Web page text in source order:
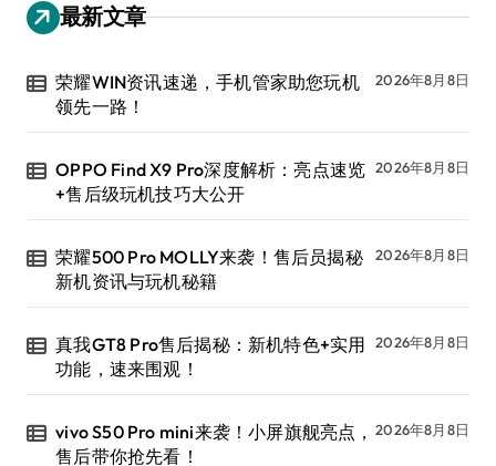
最新文章
荣耀WIN资讯速递，手机管家助您玩机
领先一路！
2026年8月8日
OPPO Find X9 Pro深度解析：亮点速览
+售后级玩机技巧大公开
2026年8月8日
荣耀500 Pro MOLLY来袭！售后员揭秘
新机资讯与玩机秘籍
2026年8月8日
真我GT8 Pro售后揭秘：新机特色+实用
功能，速来围观！
2026年8月8日
vivo S50 Pro mini来袭！小屏旗舰亮点，
售后带你抢先看！
2026年8月8日